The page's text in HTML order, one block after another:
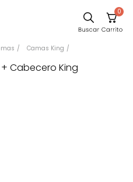
0
Camas King
Cabecero King